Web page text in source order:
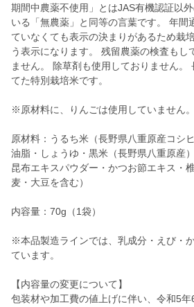
期間中農薬不使用」とはJAS有機認証以
いる「無農薬」と同等の言葉です。 年間
ていなくても表示の決まりがあるため栽
う表示になります。 残留農薬の検査もし
ません。 除草剤も使用しておりません。
てた特別栽培米です。
※原材料に、りんごは使用していません。
原材料：うるち米（長野県八重原産コシ
油脂・しょうゆ・黒米（長野県八重原産
昆布エキスパウダー・かつお節エキス・
麦・大豆を含む）
内容量：70g（1袋）
※本品製造ラインでは、乳成分・えび・
ています。
【内容量の変更について】
包装材や加工費の値上げに伴い、令和5